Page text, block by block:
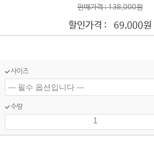
판매가격 : 138,000원
할인가격 : 69,000원
사이즈
수량